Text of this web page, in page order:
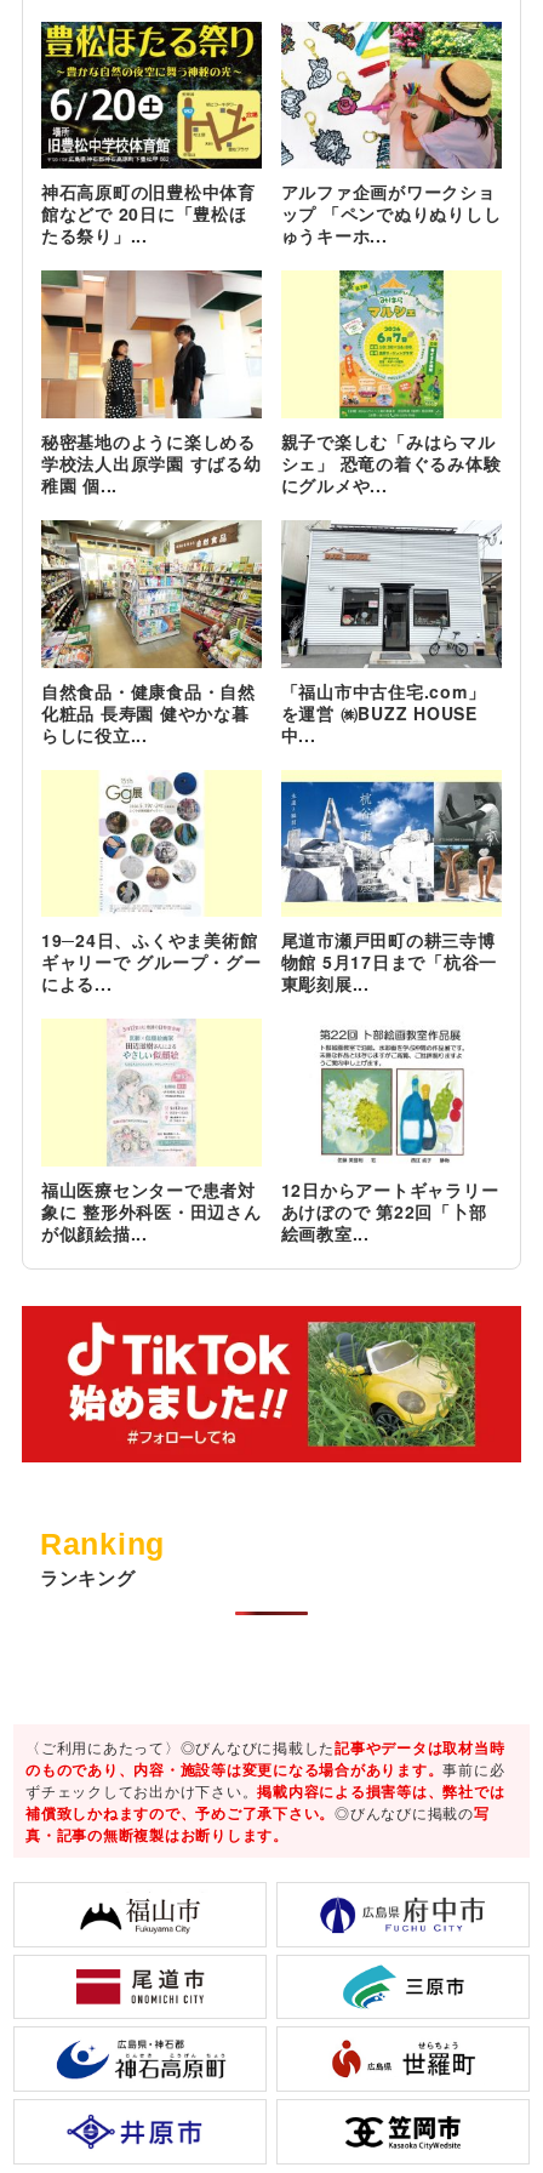
神石高原町の旧豊松中体育
館などで 20日に「豊松ほ
たる祭り」...
アルファ企画がワークショ
ップ 「ペンでぬりぬりしし
ゅうキーホ...
秘密基地のように楽しめる
学校法人出原学園 すばる幼
稚園 個...
親子で楽しむ「みはらマル
シェ」 恐竜の着ぐるみ体験
にグルメや...
自然食品・健康食品・自然
化粧品 長寿園 健やかな暮
らしに役立...
「福山市中古住宅.com」
を運営 ㈱BUZZ HOUSE
中...
19─24日、ふくやま美術館
ギャリーで グループ・グー
による...
尾道市瀬戸田町の耕三寺博
物館 5月17日まで「杭谷一
東彫刻展...
福山医療センターで患者対
象に 整形外科医・田辺さん
が似顔絵描...
12日からアートギャラリー
あけぼので 第22回「卜部
絵画教室...
Ranking
ランキング
〈ご利用にあたって〉◎びんなびに掲載した記事やデータは取材当時
のものであり、内容・施設等は変更になる場合があります。事前に必
ずチェックしてお出かけ下さい。掲載内容による損害等は、弊社では
補償致しかねますので、予めご了承下さい。◎びんなびに掲載の写
真・記事の無断複製はお断りします。